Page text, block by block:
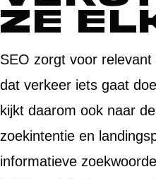
ze
SEO zorgt voor
dat verkeer iets gaat
kijkt daarom ook naar
zoekintentie en
informatieve